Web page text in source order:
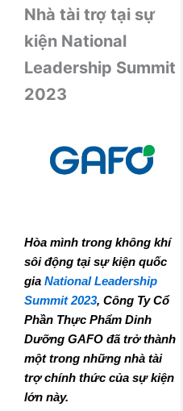
Nhà tài trợ tại sự
kiện National
Leadership Summit
2023
Hòa mình trong không khí
sôi động tại sự kiện quốc
gia National Leadership
Summit 2023, Công Ty Cổ
Phần Thực Phẩm Dinh
Dưỡng GAFO đã trở thành
một trong những nhà tài
trợ chính thức của sự kiện
lớn này.